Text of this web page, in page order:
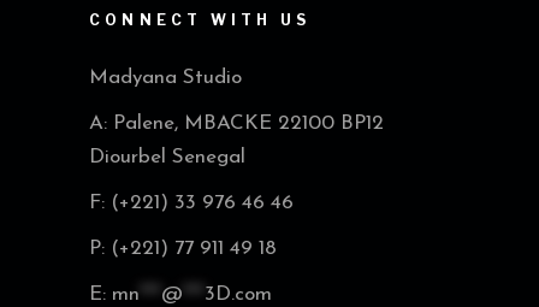
CONNECT WITH US
Madyana Studio
A: Palene, MBACKE 22100 BP12
Diourbel Senegal
F: (+221) 33 976 46 46
P: (+221) 77 911 49 18
E: mn *** @ *** 3D.com